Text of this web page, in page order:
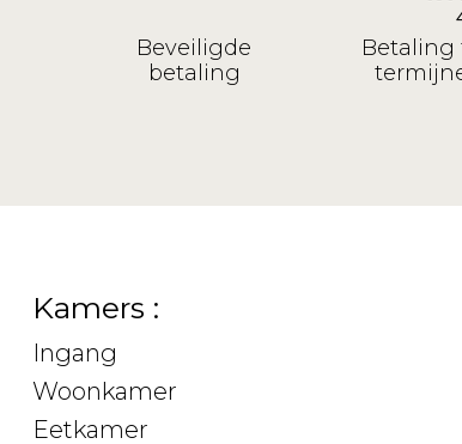
Beveiligde
betaling
Betaling
Kamers :
Ingang
Woonkamer
Eetkamer